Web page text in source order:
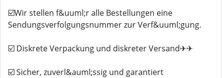
☑️Wir stellen f&uuml;r alle Bestellungen eine
Sendungsverfolgungsnummer zur Verf&uuml;gung.
☑️ Diskrete Verpackung und diskreter Versand✈✈
☑️ Sicher, zuverl&auml;ssig und garantiert